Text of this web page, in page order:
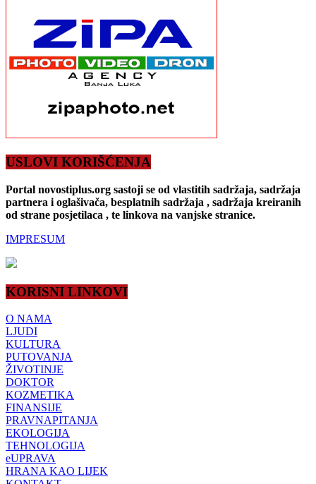
USLOVI KORIŠĆENJA
Portal novostiplus.org sastoji se od vlastitih sadržaja, sadržaja
partnera i oglašivača, besplatnih sadržaja , sadržaja kreiranih
od strane posjetilaca , te linkova na vanjske stranice.
IMPRESUM
KORISNI LINKOVI
O NAMA
LJUDI
KULTURA
PUTOVANJA
ŽIVOTINJE
DOKTOR
KOZMETIKA
FINANSIJE
PRAVNAPITANJA
EKOLOGIJA
TEHNOLOGIJA
eUPRAVA
HRANA KAO LIJEK